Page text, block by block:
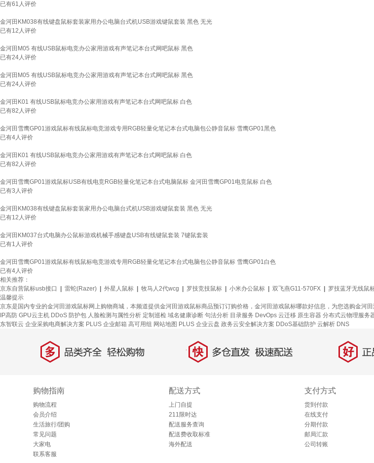
已有61 人评价
金河田KM038有线键盘鼠标套装家用办公电脑台式机USB游戏键鼠套装 黑色 无光
已有12 人评价
金河田M05 有线USB鼠标电竞办公家用游戏有声笔记本台式网吧鼠标 黑色
已有24人评价
金河田M05 有线USB鼠标电竞办公家用游戏有声笔记本台式网吧鼠标 黑色
已有24人评价
金河田K01 有线USB鼠标电竞办公家用游戏有声笔记本台式网吧鼠标 白色
已有82 人评价
金河田雪鹰GP01游戏鼠标有线鼠标电竞游戏专用RGB轻量化笔记本台式电脑包公静音鼠标 雪鹰GP01黑色
已有4人评价
金河田K01 有线USB鼠标电竞办公家用游戏有声笔记本台式网吧鼠标 白色
已有82 人评价
金河田雪鹰GP01游戏鼠标USB有线电竞RGB轻量化笔记本台式电脑鼠标 金河田雪鹰GP01电竞鼠标 白色
已有3 人评价
金河田KM038有线键盘鼠标套装家用办公电脑台式机USB游戏键鼠套装 黑色 无光
已有12 人评价
金河田KM037台式电脑办公鼠标游戏机械手感键盘USB有线键鼠套装 7键鼠套装
已有1 人评价
金河田雪鹰GP01游戏鼠标有线鼠标电竞游戏专用RGB轻量化笔记本台式电脑包公静音鼠标 雪鹰GP01白色
已有4人评价
相关推荐：
京东自营鼠标usb接口
雷蛇(Razer) 外星人鼠标 牧马人2代wcg 罗技竞技鼠标 小米办公鼠标 双飞燕G11-570FX 罗技蓝牙无线鼠
温馨提示
京东是国内专业的金河田游戏鼠标网上购物商城，本频道提供金河田游戏鼠标商品预订订购价格，金河田游戏鼠标哪款好信息，为您选购金河
IP高防 GPU云主机 DDoS 防护包 人脸检测与属性分析 定制巡检 域名健康诊断 句法分析 目录服务 DevOps 云迁移 原生容器 分布式云物理服务
东智联云 企业采购电商解决方案 PLUS 企业邮箱 高可用组 网站地图 PLUS 企业云盘 政务云安全解决方案 DDoS基础防护 云解析 DNS
多 品类齐全，轻松购物 快 多仓直发，极速配送 好 正品
购物指南
购物流程
会员介绍
生活旅行/团购
常见问题
大家电
联系客服
配送方式
上门自提
211限时达
配送服务查询
配送费收取标准
海外配送
支付方式
货到付款
在线支付
分期付款
邮局汇款
公司转账